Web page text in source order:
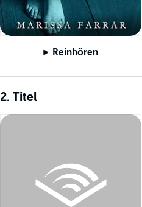
Reinhören
2. Titel